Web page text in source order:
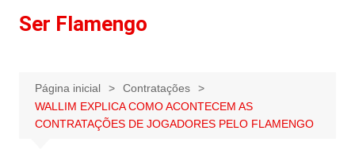
paraSer Flamengo
Página inicial
Contratações
WALLIM EXPLICA COMO ACONTECEM AS
CONTRATAÇÕES DE JOGADORES PELO FLAMENGO